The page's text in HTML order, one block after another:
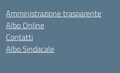
Amministrazione trasparente
Albo Online
Contatti
Albo Sindacale